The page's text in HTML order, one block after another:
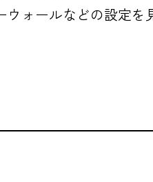
ォールなどの設定を